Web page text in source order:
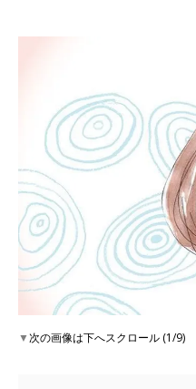
▼次の画像は下へスクロール (1/9)